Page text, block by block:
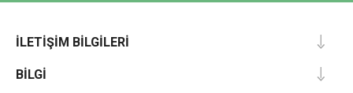
İLETIŞIM BILGILERI
BILGI